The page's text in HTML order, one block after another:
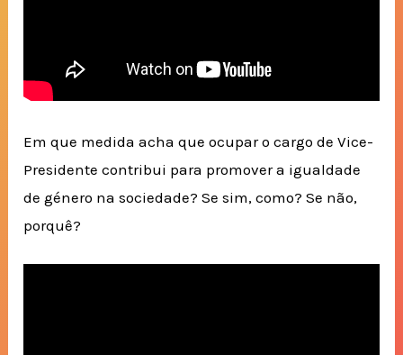
Em que medida acha que ocupar o cargo de Vice-
Presidente contribui para promover a igualdade
de género na sociedade? Se sim, como? Se não,
porquê?